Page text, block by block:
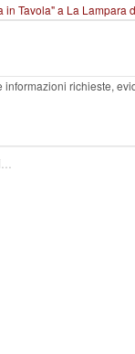
in Tavola" a La Lampara
informazioni richieste,